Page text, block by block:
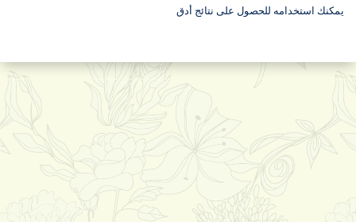
يمكنك استخدامه للحصول على نتائج أدق